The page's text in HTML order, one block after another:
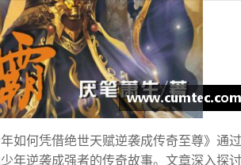
如何凭借绝世天赋逆袭成传奇至尊》
年逆袭成强者的传奇故事。文章深入探